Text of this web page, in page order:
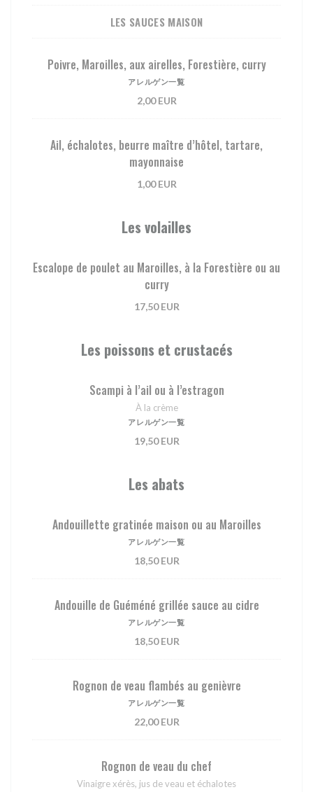
LES SAUCES MAISON
Poivre, Maroilles, aux airelles, Forestière, curry
アレルゲン一覧
2,00 EUR
Ail, échalotes, beurre maître d’hôtel, tartare,
mayonnaise
1,00 EUR
Les volailles
Escalope de poulet au Maroilles, à la Forestière ou au
curry
17,50 EUR
Les poissons et crustacés
Scampi à l’ail ou à l’estragon
À la crème
アレルゲン一覧
19,50 EUR
Les abats
Andouillette gratinée maison ou au Maroilles
アレルゲン一覧
18,50 EUR
Andouille de Guéméné grillée sauce au cidre
アレルゲン一覧
18,50 EUR
Rognon de veau flambés au genièvre
アレルゲン一覧
22,00 EUR
Rognon de veau du chef
Vinaigre xérès, jus de veau et échalotes